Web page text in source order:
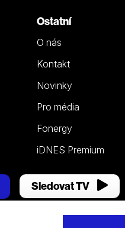
Ostatní
O nás
Kontakt
Novinky
Pro média
Fonergy
iDNES Premium
Sledovat TV